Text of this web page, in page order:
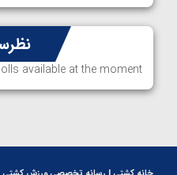
available at the moment.